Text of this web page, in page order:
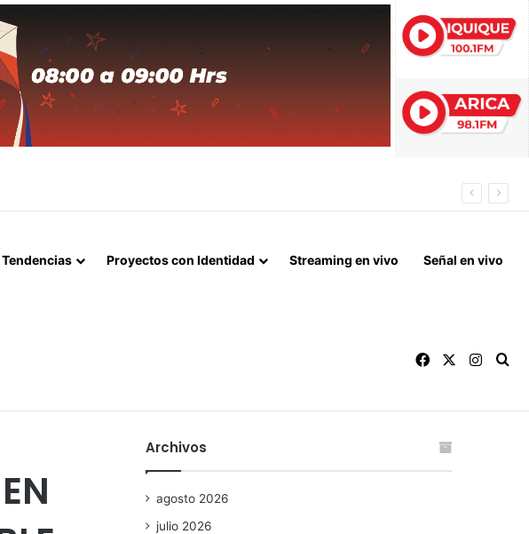
EL LÍDER DEL ASCENSO
Tendencias Proyectos con Identidad Streaming en vivo Señal en vivo
Facebook
Archivos
agosto 2026
julio 2026